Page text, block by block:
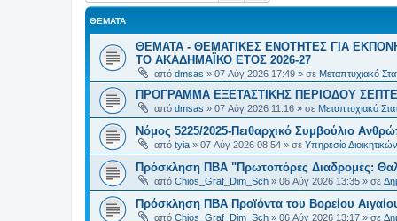
ΘΈΜΑΤΑ
ΘΕΜΑΤΑ - ΘΕΜΑΤΙΚΕΣ ΕΝΟΤΗΤΕΣ ΓΙΑ
ΤΟ ΑΚΑΔΗΜΑΪΚΟ ΕΤΟΣ 2026-27
από dmsas » 07 Αύγ 2026 17:49 » σε Μεταπτυχιακό
ΠΡΟΓΡΑΜΜΑ ΕΞΕΤΑΣΤΙΚΗΣ ΠΕΡΙΟΔΟΥ
από dmsas » 07 Αύγ 2026 11:16 » σε Μεταπτυχιακό
Νόμος 5225/2025-Πειθαρχικό Συμβούλιο
από tyia » 07 Αύγ 2026 08:54 » σε Υπηρεσία
Πρόσκληση ΠΒΑ "Πρωτοπόρες Διαδρομές:
από Chios_Graf_Dim_Sch » 06 Αύγ 2026 13:35 » σε
Πρόσκληση ΠΒΑ Προϊόντα του Βορείου
από Chios_Graf_Dim_Sch » 06 Αύγ 2026 13:17 » σε